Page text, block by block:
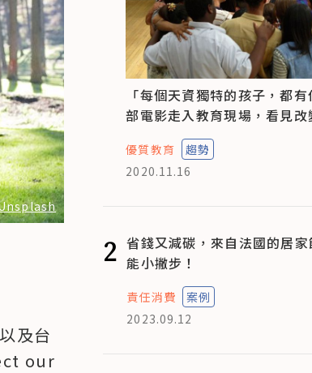
及台
our
「每個天資獨特的孩子，都
部電影走入教育現場，看見改
優質教育
趨勢
2020.11.16
2 省錢又減碳，來自法國的居家
能小撇步！
責任消費
案例
2023.09.12